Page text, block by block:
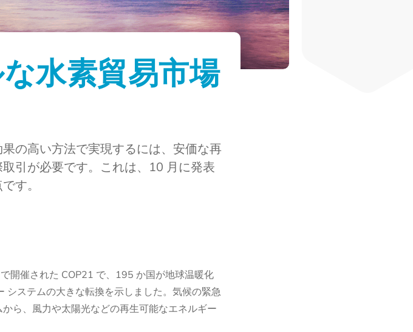
水素貿易市場
の高い方法で実現するには、安価な再
引が必要です。これは、10 月に発表
す。
開催された COP21 で、195 か国が地球温暖化
システムの大きな転換を示しました。気候の緊急
ら、風力や太陽光などの再生可能なエネルギー